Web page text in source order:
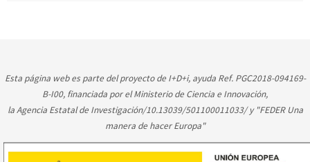
Esta página web es parte del proyecto de I+D+i, ayuda Ref. PGC2018-094169-
B-I00, financiada por el Ministerio de Ciencia e Innovación,
la Agencia Estatal de Investigación/10.13039/501100011033/ y "FEDER Una
manera de hacer Europa"